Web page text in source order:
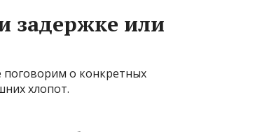
задержке или
поговорим о конкретных
хлопот.